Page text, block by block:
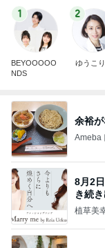
1
BEYOOOOO
NDS
2
ゆうこ
余裕
Ameba
8月2
き続
植草美